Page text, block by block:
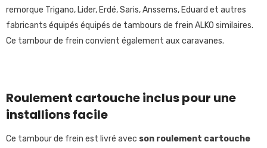
remorque Trigano, Lider, Erdé, Saris, Anssems, Eduard et autres
fabricants équipés équipés de tambours de frein ALKO similaires.
Ce tambour de frein convient également aux caravanes.
Roulement cartouche inclus pour une
installions facile
Ce tambour de frein est livré avec son roulement cartouche